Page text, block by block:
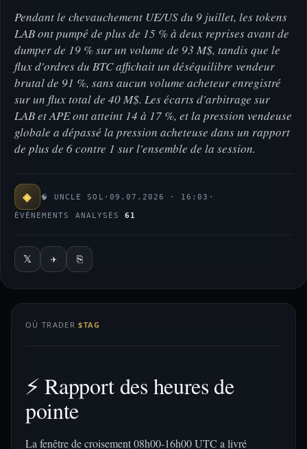
Pendant le chevauchement UE/US du 9 juillet, les tokens
LAB ont pumpé de plus de 15 % à deux reprises avant de
dumper de 19 % sur un volume de 93 M$, tandis que le
flux d'ordres du BTC affichait un déséquilibre vendeur
brutal de 91 %, sans aucun volume acheteur enregistré
sur un flux total de 40 M$. Les écarts d'arbitrage sur
LAB et APE ont atteint 14 à 17 %, et la pression vendeuse
globale a dépassé la pression acheteuse dans un rapport
de plus de 6 contre 1 sur l'ensemble de la session.
◈ 🧠 UNCLE SOL · 09.07.2026 · 16:03 ·
ÉVÉNEMENTS ANALYSÉS 61
𝕏 ✈ ⎘
OÙ TRADER$TAG
⚡ Rapport des heures de
pointe
La fenêtre de croisement 08h00-16h00 UTC a livré